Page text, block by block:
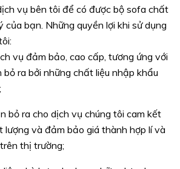
vụ bên tôi để có được bộ sofa chất
của bạn. Những quyền lợi khi sử dụng
vụ đảm bảo, cao cấp, tương ứng với
ra bởi những chất liệu nhập khẩu
bỏ ra cho dịch vụ chúng tôi cam kết
lượng và đảm bảo giá thành hợp lí và
thị trường;